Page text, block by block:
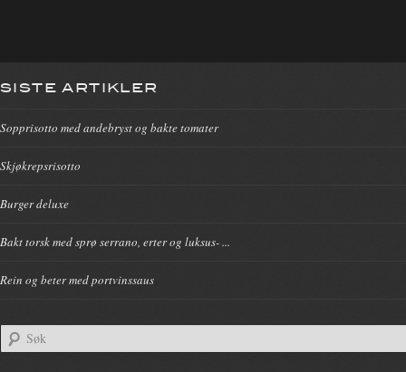
SISTE ARTIKLER
Sopprisotto med andebryst og bakte tomater
Skjøkrepsrisotto
Burger deluxe
Bakt torsk med sprø serrano, erter og luksus- ...
Rein og beter med portvinssaus